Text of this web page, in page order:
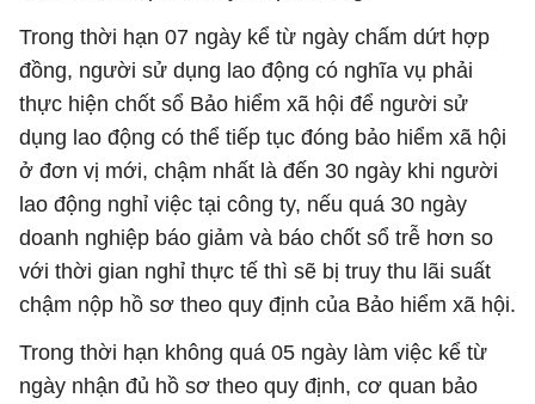
Trong thời hạn 07 ngày kể từ ngày chấm dứt hợp
đồng, người sử dụng lao động có nghĩa vụ phải
thực hiện chốt sổ Bảo hiểm xã hội để người sử
dụng lao động có thể tiếp tục đóng bảo hiểm xã hội
ở đơn vị mới, chậm nhất là đến 30 ngày khi người
lao động nghỉ việc tại công ty, nếu quá 30 ngày
doanh nghiệp báo giảm và báo chốt sổ trễ hơn so
với thời gian nghỉ thực tế thì sẽ bị truy thu lãi suất
chậm nộp hồ sơ theo quy định của Bảo hiểm xã hội.
Trong thời hạn không quá 05 ngày làm việc kể từ
ngày nhận đủ hồ sơ theo quy định, cơ quan bảo